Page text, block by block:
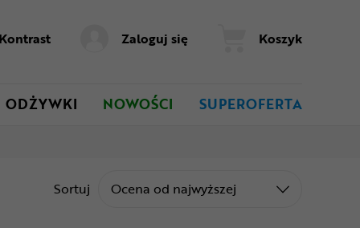
Zaloguj się Koszyk
ODŻYWKI NOWOŚCI SUPEROFERTA
Sortuj Sortuj od
Ocena od najwyższej